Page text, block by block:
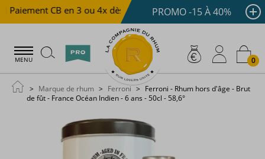
Paiement CB en 3 ou 4x dès 100 € Livraison offerte
PROMO -15 À 40%
MENU 0
Marque de rhum Ferroni
Ferroni - Rhum hors d'âge - Brut
de fût - France Océan Indien - 6 ans - 50cl - 58,6°